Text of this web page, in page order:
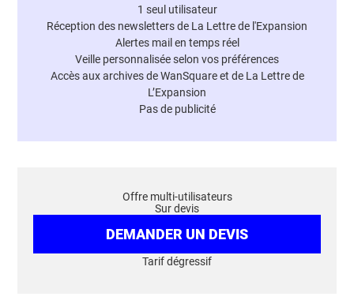
1 seul utilisateur
Réception des newsletters de La Lettre de l'Expansion
Alertes mail en temps réel
Veille personnalisée selon vos préférences
Accès aux archives de WanSquare et de La Lettre de
L’Expansion
Pas de publicité
Offre multi-utilisateurs
Sur devis
DEMANDER UN DEVIS
Tarif dégressif